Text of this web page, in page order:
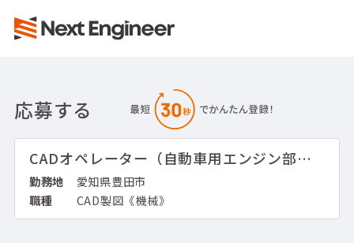
応募する
CADオペレーター（自動車用エンジン部品）
勤務地
愛知県豊田市
職種
CAD製図《機械》